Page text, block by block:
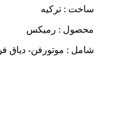
ساخت : ترکیه
محصول : رمیکس
شامل : موتورفن- دیاق